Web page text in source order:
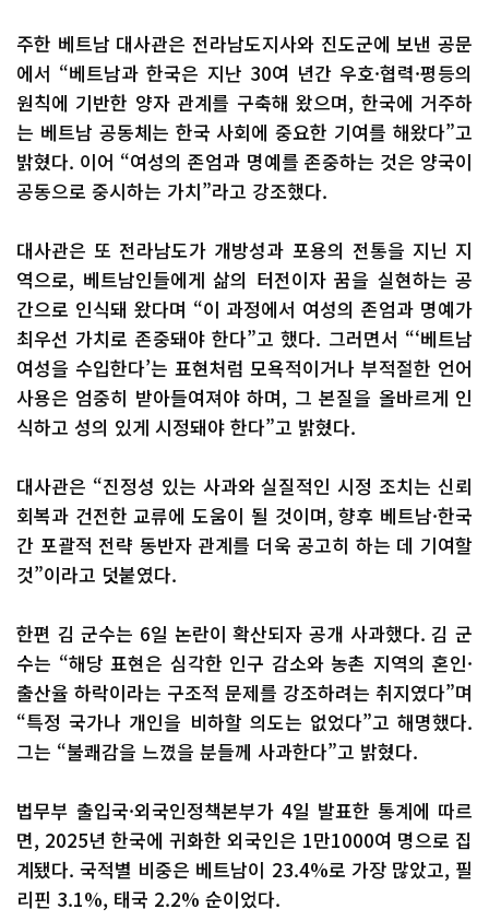
주한 베트남 대사관은 전라남도지사와 진도군에 보낸 공문
에서 “베트남과 한국은 지난 30여 년간 우호·협력·평등의
원칙에 기반한 양자 관계를 구축해 왔으며, 한국에 거주하
는 베트남 공동체는 한국 사회에 중요한 기여를 해왔다”고
밝혔다. 이어 “여성의 존엄과 명예를 존중하는 것은 양국이
공동으로 중시하는 가치”라고 강조했다.
대사관은 또 전라남도가 개방성과 포용의 전통을 지닌 지
역으로, 베트남인들에게 삶의 터전이자 꿈을 실현하는 공
간으로 인식돼 왔다며 “이 과정에서 여성의 존엄과 명예가
최우선 가치로 존중돼야 한다”고 했다. 그러면서 “‘베트남
여성을 수입한다’는 표현처럼 모욕적이거나 부적절한 언어
사용은 엄중히 받아들여져야 하며, 그 본질을 올바르게 인
식하고 성의 있게 시정돼야 한다”고 밝혔다.
대사관은 “진정성 있는 사과와 실질적인 시정 조치는 신뢰
회복과 건전한 교류에 도움이 될 것이며, 향후 베트남·한국
간 포괄적 전략 동반자 관계를 더욱 공고히 하는 데 기여할
것”이라고 덧붙였다.
한편 김 군수는 6일 논란이 확산되자 공개 사과했다. 김 군
수는 “해당 표현은 심각한 인구 감소와 농촌 지역의 혼인·
출산율 하락이라는 구조적 문제를 강조하려는 취지였다”며
“특정 국가나 개인을 비하할 의도는 없었다”고 해명했다.
그는 “불쾌감을 느꼈을 분들께 사과한다”고 밝혔다.
법무부 출입국·외국인정책본부가 4일 발표한 통계에 따르
면, 2025년 한국에 귀화한 외국인은 1만1000여 명으로 집
계됐다. 국적별 비중은 베트남이 23.4%로 가장 많았고, 필
리핀 3.1%, 태국 2.2% 순이었다.